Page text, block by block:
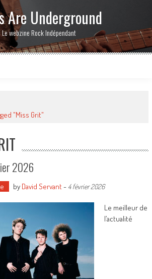
Are Underground
Le webzine Rock Indépendant
"Miss Grit"
2026
by David Servant- 4 février 2026
Le meilleur de
l’actualité